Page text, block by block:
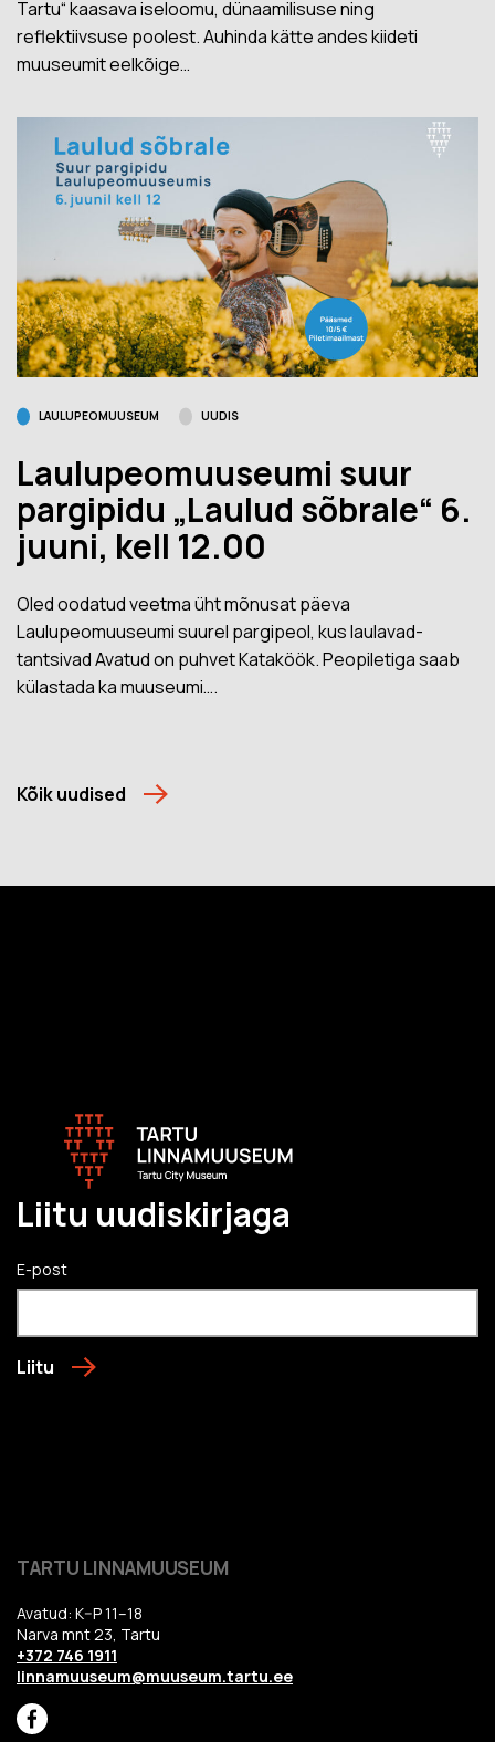
Tartu“ kaasava iseloomu, dünaamilisuse ning
reflektiivsuse poolest. Auhinda kätte andes kiideti
muuseumit eelkõige…
LAULUPEOMUUSEUM UUDIS
Laulupeomuuseumi suur
pargipidu „Laulud sõbrale“ 6.
juuni, kell 12.00
Oled oodatud veetma üht mõnusat päeva
Laulupeomuuseumi suurel pargipeol, kus laulavad-
tantsivad Avatud on puhvet Kataköök. Peopiletiga saab
külastada ka muuseumi….
Kõik uudised
Liitu uudiskirjaga
E-post
Liitu
TARTU LINNAMUUSEUM
Avatud: K–P 11–18
Narva mnt 23, Tartu
+372 746 1911
linnamuuseum@muuseum.tartu.ee